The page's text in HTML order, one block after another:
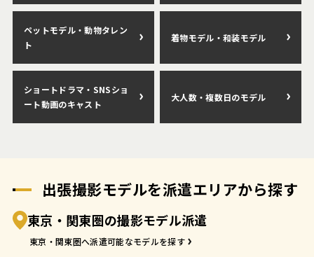
ペットモデル・動物タレン
ト
着物モデル・和装モデル
ショートドラマ・SNSショ
ート動画のキャスト
大人数・複数日のモデル
出張撮影モデルを派遣エリアから探す
東京・関東圏の撮影モデル派遣
東京・関東圏へ派遣可能なモデルを探す